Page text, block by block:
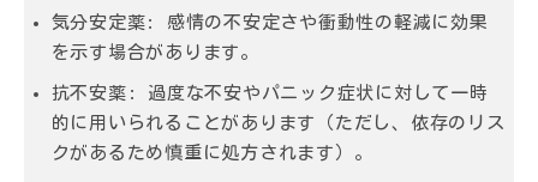
気分安定薬:
感情の不安定さや衝動性の軽減に効果
を示す場合があります。
抗不安薬:
過度な不安やパニック症状に対して一時
的に用いられることがあります（ただし、依存のリス
クがあるため慎重に処方されます）。